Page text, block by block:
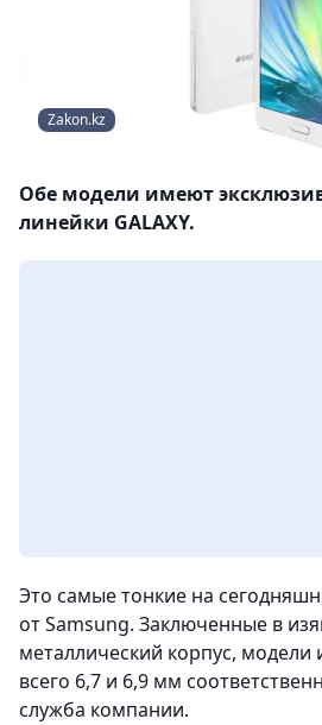
Zakon.kz
Обе модели имеют
линейки GALAXY.
Это самые тонкие на
от Samsung. Заключенные в
металлический корпус,
всего 6,7 и 6,9 мм
служба компании.